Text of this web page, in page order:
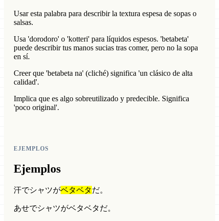
Usar esta palabra para describir la textura espesa de sopas o
salsas.
Usa 'dorodoro' o 'kotteri' para líquidos espesos. 'betabeta'
puede describir tus manos sucias tras comer, pero no la sopa
en sí.
Creer que 'betabeta na' (cliché) significa 'un clásico de alta
calidad'.
Implica que es algo sobreutilizado y predecible. Significa
'poco original'.
EJEMPLOS
Ejemplos
汗でシャツがベタベタだ。
あせでシャツがベタベタだ。